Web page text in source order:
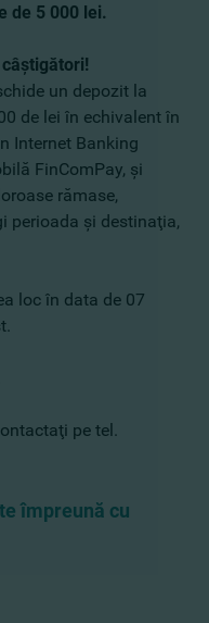
de 5 000 lei.
un depozit la
de lei în echivalent în
Internet Banking
FinComPay, şi
rămase,
perioada şi destinaţia,
loc în data de 07
pe tel.
împreună cu